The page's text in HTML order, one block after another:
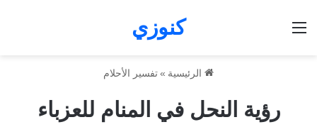
كنوزي
الرئيسية »تفسير الأحلام
رؤية النحل في المنام للعزباء